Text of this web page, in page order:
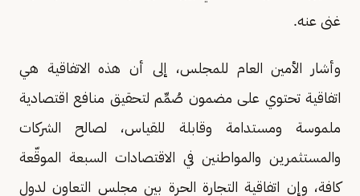
غنى عنه.
وأشار الأمين العام للمجلس، إلى أن هذه الاتفاقية هي
اتفاقية تحتوي على مضمون صُمِّم لتحقيق منافع اقتصادية
ملموسة ومستدامة وقابلة للقياس، لصالح الشركات
والمستثمرين والمواطنين في الاقتصادات السبعة الموقّعة
كافة، وإن اتفاقية التجارة الحرة بين مجلس التعاون لدول